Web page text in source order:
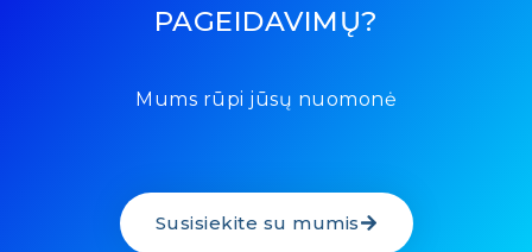
PAGEIDAVIMŲ?
Mums rūpi jūsų nuomonė
Susisiekite su mumis